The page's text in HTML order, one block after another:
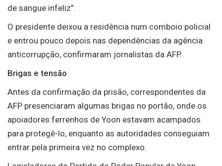
de sangue infeliz”.
O presidente deixou a residência num comboio policial
e entrou pouco depois nas dependências da agência
anticorrupção, confirmaram jornalistas da AFP.
Brigas e tensão
Antes da confirmação da prisão, correspondentes da
AFP presenciaram algumas brigas no portão, onde os
apoiadores ferrenhos de Yoon estavam acampados
para protegê-lo, enquanto as autoridades conseguiam
entrar pela primeira vez no complexo.